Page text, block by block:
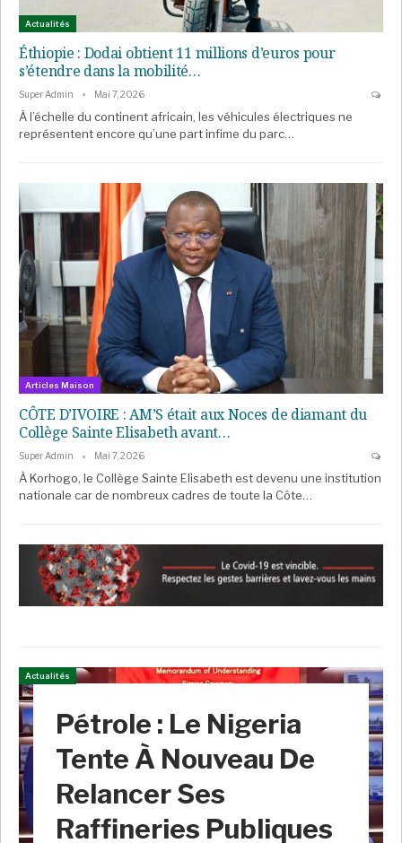
Actualités
Éthiopie : Dodai obtient 11 millions d’euros pour
s’étendre dans la mobilité…
Super Admin Mai 7, 2026
À l’échelle du continent africain, les véhicules électriques ne
représentent encore qu’une part infime du parc…
Articles Maison
CÔTE D’IVOIRE : AM’S était aux Noces de diamant du
Collège Sainte Elisabeth avant…
Super Admin Mai 7, 2026
À Korhogo, le Collège Sainte Elisabeth est devenu une institution
nationale car de nombreux cadres de toute la Côte…
Actualités
Pétrole : Le Nigeria
Tente À Nouveau De
Relancer Ses
Raffineries Publiques